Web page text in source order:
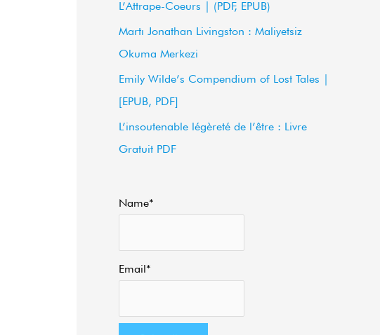
:
L’Attrape-Coeurs | (PDF, EPUB)
Martı Jonathan Livingston : Maliyetsiz
Okuma Merkezi
Emily Wilde’s Compendium of Lost Tales |
[EPUB, PDF]
L’insoutenable légèreté de l’être : Livre
Gratuit PDF
Name*
Email*